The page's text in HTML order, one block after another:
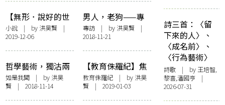
【無形．說好的世
界末日呢？】潛行
小說 | by 洪昊賢 |
2019-12-06
男人，老狗——專
訪黃裕邦
專訪| by 洪昊賢|
2018-11-21
哲學藝術，獨沽兩
味——石硤尾Toast
書店
如是我聞 | by 洪昊
賢 | 2018-11-14
【教育侏羅紀】焦
慮研究生︰讀書是
負累
教育侏羅紀| by 洪昊
賢| 2019-01-03
詩三首：〈留
下來的人〉、
〈成名前〉、
〈行為藝術〉
詩歌 | by 王培智,
黎喜,潘國亨 |
2026-07-31